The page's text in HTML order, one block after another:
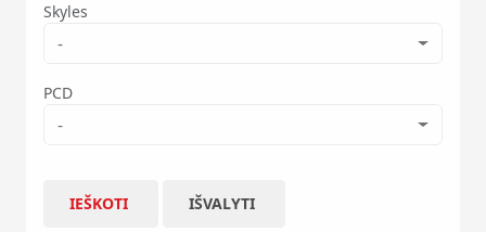
Skyles
-
PCD
-
IEŠKOTI IŠVALYTI